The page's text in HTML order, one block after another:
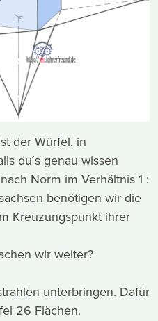
der Würfel, in
du´s genau wissen
Norm im Verhältnis 1 :
benötigen wir die
Kreuzungspunkt ihrer
wir weiter?
unterbringen. Dafür
26 Flächen.